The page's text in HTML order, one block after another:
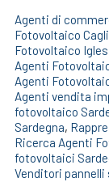
Agenti di
Fotovoltaico
Fotovoltaico
Agenti
Agenti
Agenti vendita
fotovoltaico
Sardegna,
Ricerca Agenti
fotovoltaici
Venditori pannelli